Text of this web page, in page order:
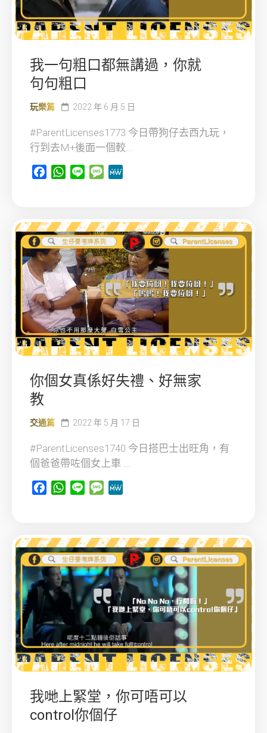
我一句粗口都無講過，你就
句句粗口
玩樂篇 2022 年 6 月 5 日
#ParentLicenses1773 今日帶狗仔去西九玩，
行到去M+後面一個較...
FacebookWhatsApp
Line Message
你個女真係好失禮、好無家
教
交通篇 2022 年 5 月 17 日
#ParentLicenses1740 今日搭巴士出旺角，有
個爸爸帶咗個女上車 ...
FacebookWhatsApp
Line Message
我哋上緊堂，你可唔可以
control你個仔